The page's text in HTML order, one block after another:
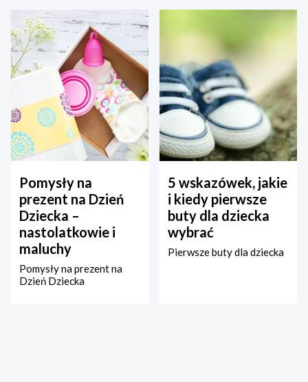
Pomysły na
prezent na Dzień
Dziecka –
nastolatkowie i
maluchy
Pomysły na prezent na
Dzień Dziecka
5 wskazówek, jakie
i kiedy pierwsze
buty dla dziecka
wybrać
Pierwsze buty dla dziecka